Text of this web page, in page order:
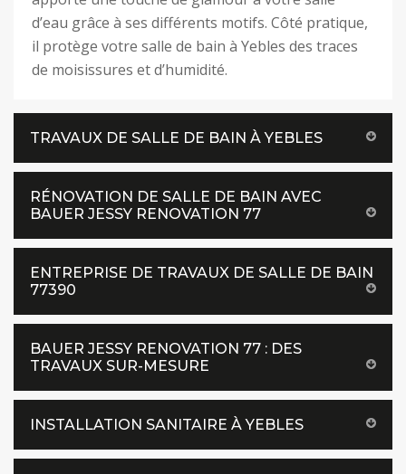
d’eau grâce à ses différents motifs. Côté pratique,
il protège votre salle de bain à Yebles des traces
de moisissures et d’humidité.
TRAVAUX DE SALLE DE BAIN À YEBLES
RÉNOVATION DE SALLE DE BAIN AVEC
BAUER JESSY RENOVATION 77
ENTREPRISE DE TRAVAUX DE SALLE DE BAIN
77390
BAUER JESSY RENOVATION 77 : DES
TRAVAUX SUR-MESURE
INSTALLATION SANITAIRE À YEBLES